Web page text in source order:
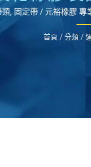
, 固定帶 / 元裕橡膠
首頁 / 分類 /